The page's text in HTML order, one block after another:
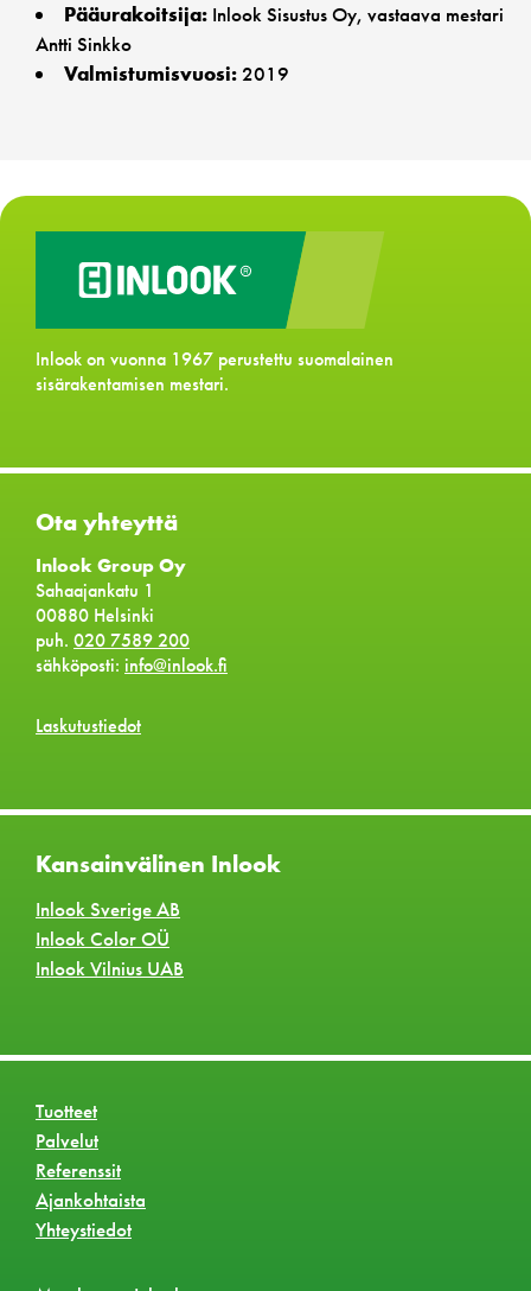
Pääurakoitsija: Inlook Sisustus Oy, vastaava mestari
Antti Sinkko
Valmistumisvuosi:2019
Inlook on vuonna 1967 perustettu suomalainen
sisärakentamisen mestari.
Ota yhteyttä
Inlook Group Oy
Sahaajankatu 1
00880 Helsinki
puh. 020 7589 200
sähköposti: info@inlook.fi
Laskutustiedot
Kansainvälinen Inlook
Inlook Sverige AB
Inlook Color OÜ
Inlook Vilnius UAB
Tuotteet
Palvelut
Referenssit
Ajankohtaista
Yhteystiedot